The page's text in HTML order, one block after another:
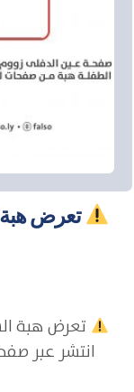
تعرض
تعرض هبة
انتشر عبر